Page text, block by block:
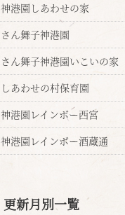
神港園しあわせの家
さん舞子神港園
さん舞子神港園いこいの家
しあわせの村保育園
神港園レインボー西宮
神港園レインボー酒蔵通
更新月別一覧